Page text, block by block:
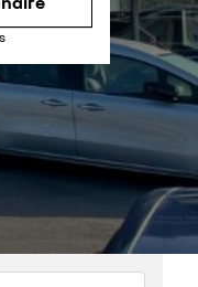
14:00 - 19:00
fermé